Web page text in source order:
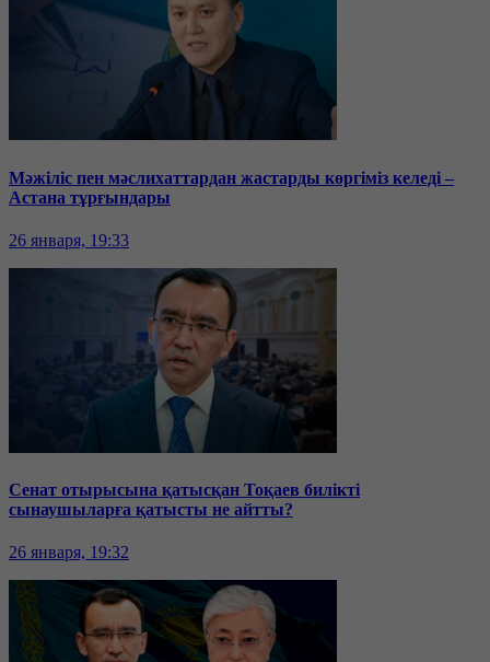
Мәжіліс пен мәслихаттардан жастарды көргіміз келеді –
Астана тұрғындары
26 января, 19:33
Сенат отырысына қатысқан Тоқаев билікті
сынаушыларға қатысты не айтты?
26 января, 19:32